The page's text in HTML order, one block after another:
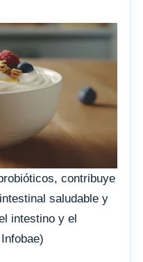
contribuye
saludable y
intestino y el